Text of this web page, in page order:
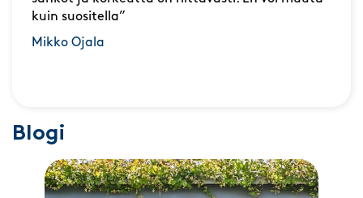
kuin suositella”
Mikko Ojala
Blogi